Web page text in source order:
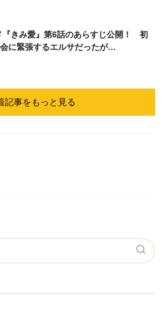
『きみ愛』第6話のあらすじ公開！ 初
に緊張するエルサだったが…
記事をもっと見る